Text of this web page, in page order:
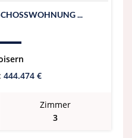
...
444.474 €
Zimmer
3